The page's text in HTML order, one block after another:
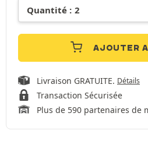
AJOUTER
Livraison GRATUITE. Détails
Transaction Sécurisée
Plus de 590 partenaires de